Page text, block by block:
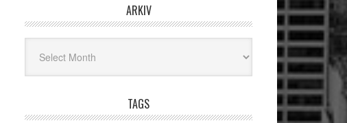
ARKIV
TAGS